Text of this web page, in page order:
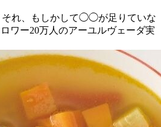
それ、もしかして◯◯が足りていな
ワー20万人のアーユルヴェーダ実